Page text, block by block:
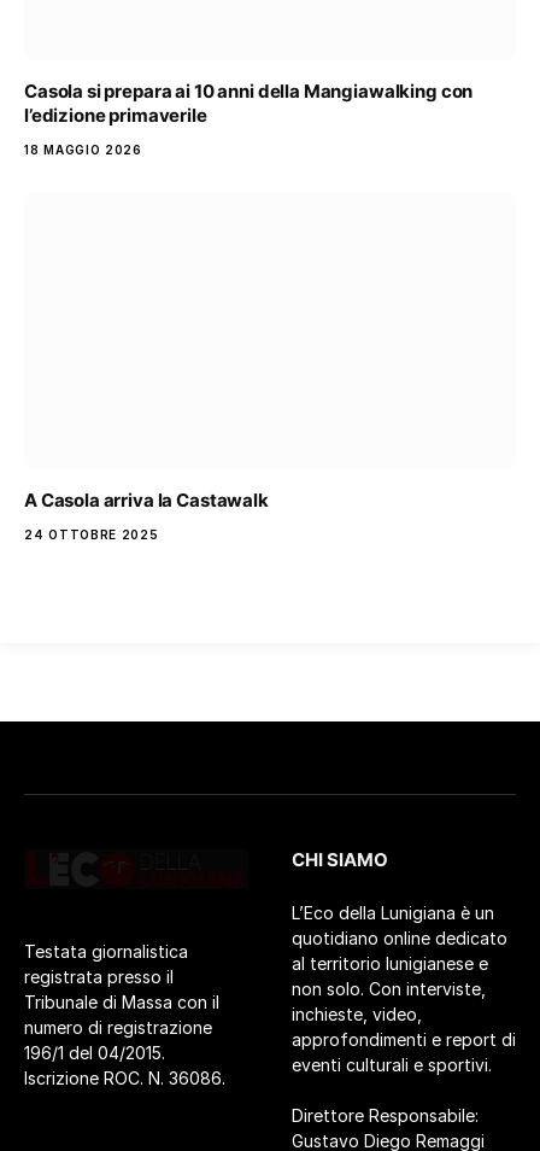
Casola si prepara ai 10 anni della Mangiawalking con
l’edizione primaverile
18 MAGGIO 2026
A Casola arriva la Castawalk
24 OTTOBRE 2025
Testata giornalistica
registrata presso il
Tribunale di Massa con il
numero di registrazione
196/1 del 04/2015.
Iscrizione ROC. N. 36086.
CHI SIAMO
L’Eco della Lunigiana è un
quotidiano online dedicato
al territorio lunigianese e
non solo. Con interviste,
inchieste, video,
approfondimenti e report di
eventi culturali e sportivi.
Direttore Responsabile:
Gustavo Diego Remaggi